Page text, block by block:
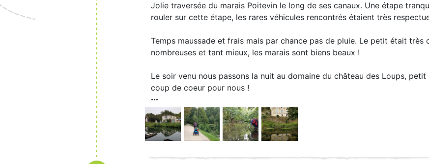
Jolie traversée du marais Poitevin le long de ses canaux. Une étape
rouler sur cette étape, les rares véhicules rencontrés étaient très
Temps maussade et frais mais par chance pas de pluie. Le petit était très
nombreuses et tant mieux, les marais sont biens beaux !
Le soir venu nous passons la nuit au domaine du château des Loups,
coup de coeur pour nous !